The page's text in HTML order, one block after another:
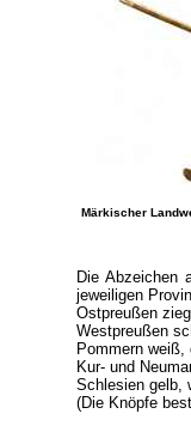
Märkischer
Die Abzeichen
jeweiligen
Ostpreußen
Westpreußen
Pommern weiß,
Kur- und
Schlesien gelb,
(Die Knöpfe